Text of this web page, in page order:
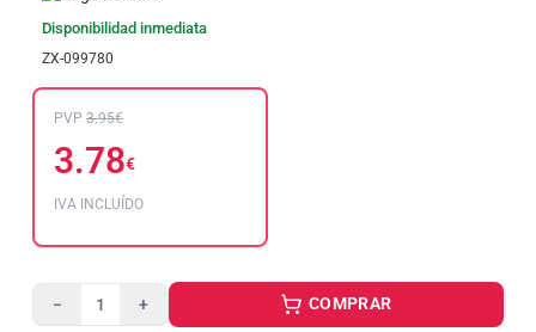
Disponibilidad inmediata
ZX-099780
PVP 3.95€
3.78€
IVA INCLUÍDO
− + COMPRAR